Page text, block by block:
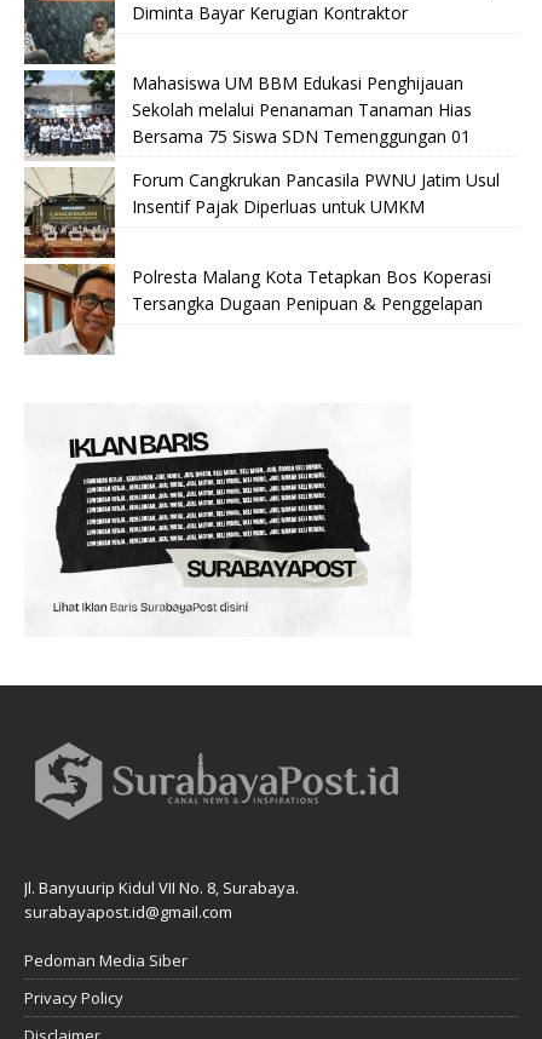
Diminta Bayar Kerugian Kontraktor
Mahasiswa UM BBM Edukasi Penghijauan
Sekolah melalui Penanaman Tanaman Hias
Bersama 75 Siswa SDN Temenggungan 01
Forum Cangkrukan Pancasila PWNU Jatim Usul
Insentif Pajak Diperluas untuk UMKM
Polresta Malang Kota Tetapkan Bos Koperasi
Tersangka Dugaan Penipuan & Penggelapan
Jl. Banyuurip Kidul VII No. 8, Surabaya.
surabayapost.id@gmail.com
Pedoman Media Siber
Privacy Policy